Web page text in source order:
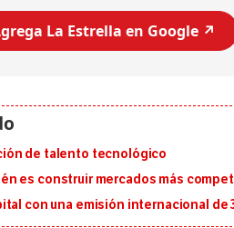
La Estrella en Google ↗️
de talento tecnológico
es construir mercados más
con una emisión internacional de
al sur de